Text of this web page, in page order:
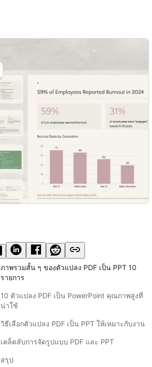
ภาพรวมสั้น ๆ ของตัวแปลง PDF เป็น PPT 10
รายการ
10 ตัวแปลง PDF เป็น PowerPoint คุณภาพสูงที่
น่าใช้
วิธีเลือกตัวแปลง PDF เป็น PPT ให้เหมาะกับงาน
เคล็ดลับการจัดรูปแบบ PDF และ PPT
สรุป